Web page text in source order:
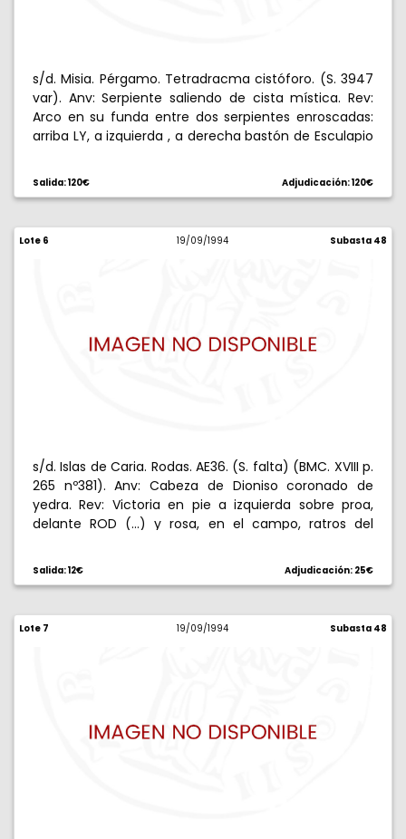
s/d. Misia. Pérgamo. Tetradracma cistóforo. (S. 3947
var). Anv: Serpiente saliendo de cista mística. Rev:
Arco en su funda entre dos serpientes enroscadas:
arriba LY, a izquierda , a derecha bastón de Esculapio
Salida: 120€ Adjudicación: 120€
Lote 6 19/09/1994 Subasta 48
s/d. Islas de Caria. Rodas. AE36. (S. falta) (BMC. XVIII p.
265 nº381). Anv: Cabeza de Dioniso coronado de
yedra. Rev: Victoria en pie a izquierda sobre proa,
delante ROD (...) y rosa, en el campo, ratros del
BC+/BC.
Salida: 12€ Adjudicación: 25€
Lote 7 19/09/1994 Subasta 48